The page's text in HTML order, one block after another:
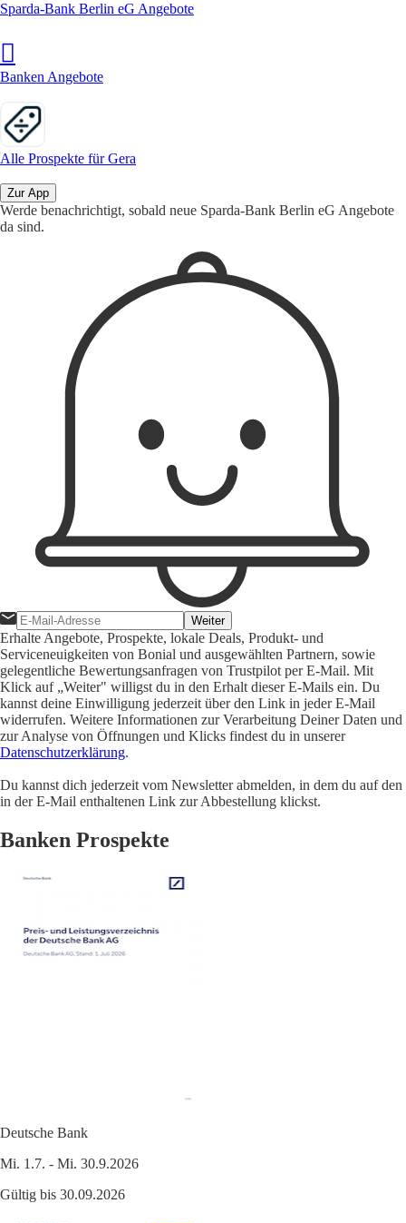
Sparda-Bank Berlin eG Angebote
Banken Angebote
Alle Prospekte für Gera
Zur App
Werde benachrichtigt, sobald neue Sparda-Bank Berlin eG Angebote
da sind.
Weiter
Erhalte Angebote, Prospekte, lokale Deals, Produkt- und
Serviceneuigkeiten von Bonial und ausgewählten Partnern, sowie
gelegentliche Bewertungsanfragen von Trustpilot per E-Mail. Mit
Klick auf „Weiter" willigst du in den Erhalt dieser E-Mails ein. Du
kannst deine Einwilligung jederzeit über den Link in jeder E-Mail
widerrufen. Weitere Informationen zur Verarbeitung Deiner Daten und
zur Analyse von Öffnungen und Klicks findest du in unserer
Datenschutzerklärung.
Du kannst dich jederzeit vom Newsletter abmelden, in dem du auf den
in der E-Mail enthaltenen Link zur Abbestellung klickst.
Banken Prospekte
Deutsche Bank
Mi. 1.7. - Mi. 30.9.2026
Gültig bis 30.09.2026